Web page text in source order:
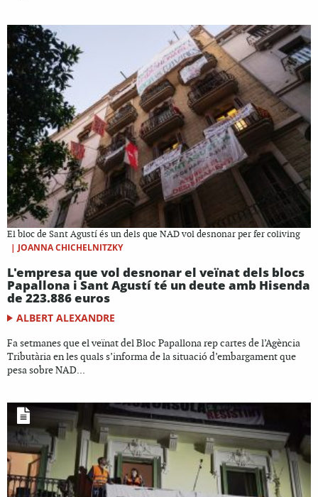
El bloc de Sant Agustí és un dels que NAD vol desnonar per fer coliving
| JOANNA CHICHELNITZKY
L'empresa que vol desnonar el veïnat dels blocs
Papallona i Sant Agustí té un deute amb Hisenda
de 223.886 euros
ALBERT ALEXANDRE
Fa setmanes que el veïnat del Bloc Papallona rep cartes de l’Agència
Tributària en les quals s’informa de la situació d’embargament que
pesa sobre NAD...